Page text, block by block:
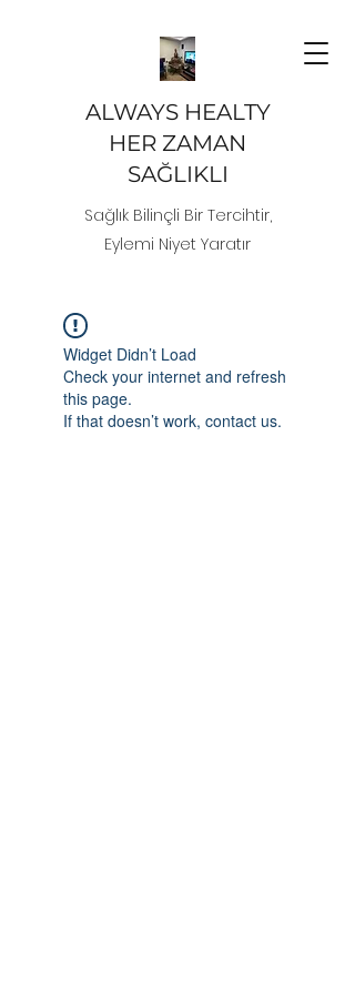
ALWAYS HEALTY
HER ZAMAN
SAĞLIKLI
Sağlık Bilinçli Bir Tercihtir,
Eylemi Niyet Yaratır
Widget Didn’t Load
Check your internet and refresh
this page.
If that doesn’t work, contact us.